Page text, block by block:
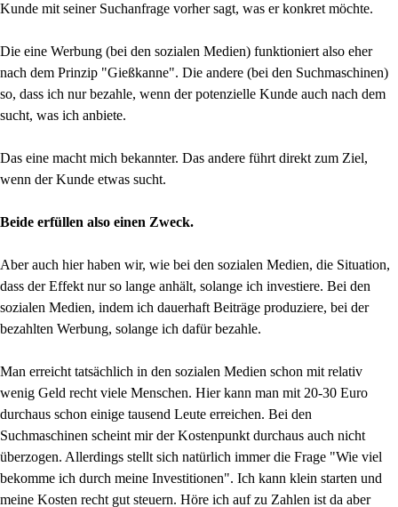
Kunde mit seiner Suchanfrage vorher sagt, was er konkret möchte.
Die eine Werbung (bei den sozialen Medien) funktioniert also eher
nach dem Prinzip "Gießkanne". Die andere (bei den Suchmaschinen)
so, dass ich nur bezahle, wenn der potenzielle Kunde auch nach dem
sucht, was ich anbiete.
Das eine macht mich bekannter. Das andere führt direkt zum Ziel,
wenn der Kunde etwas sucht.
Beide erfüllen also einen Zweck.
Aber auch hier haben wir, wie bei den sozialen Medien, die Situation,
dass der Effekt nur so lange anhält, solange ich investiere. Bei den
sozialen Medien, indem ich dauerhaft Beiträge produziere, bei der
bezahlten Werbung, solange ich dafür bezahle.
Man erreicht tatsächlich in den sozialen Medien schon mit relativ
wenig Geld recht viele Menschen. Hier kann man mit 20-30 Euro
durchaus schon einige tausend Leute erreichen. Bei den
Suchmaschinen scheint mir der Kostenpunkt durchaus auch nicht
überzogen. Allerdings stellt sich natürlich immer die Frage "Wie viel
bekomme ich durch meine Investitionen". Ich kann klein starten und
meine Kosten recht gut steuern. Höre ich auf zu Zahlen ist da aber